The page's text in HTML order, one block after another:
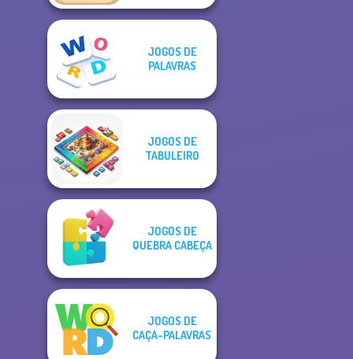
JOGOS DE
PALAVRAS
JOGOS DE
TABULEIRO
JOGOS DE
QUEBRA CABEÇA
JOGOS DE
CAÇA-PALAVRAS